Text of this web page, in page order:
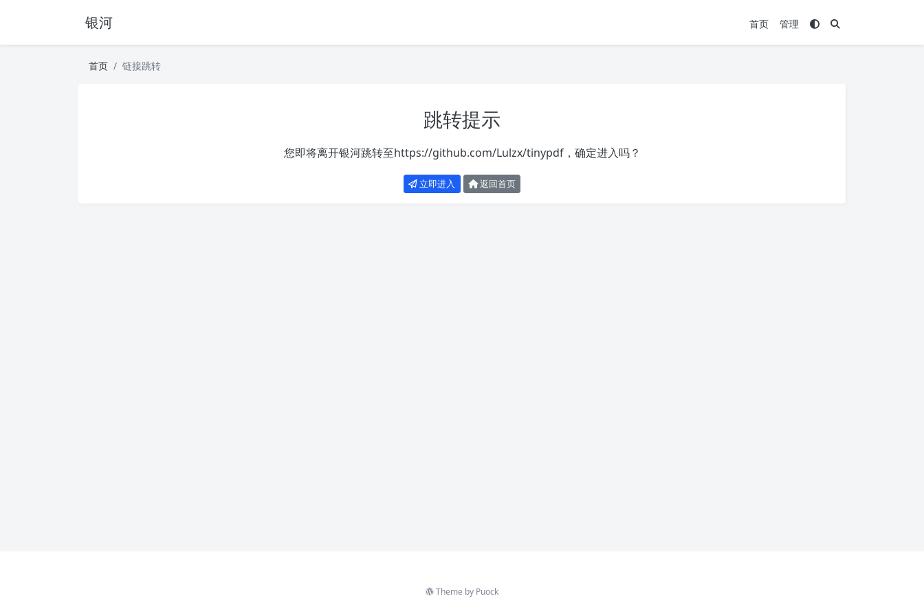
银河 首页 管理
首页 链接跳转
跳转提示
您即将离开银河跳转至https://github.com/Lulzx/tinypdf，确定进入吗？
立即进入 返回首页
Theme by Puock